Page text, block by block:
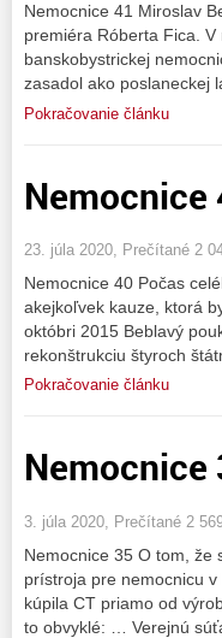
Nemocnice 41 Miroslav
premiéra Róberta Fica.
banskobystrickej
zasadol ako poslaneckej
Pokračovanie článku
Nemocnice
23. júla 2020, Prečítané 2
Nemocnice 40 Počas
akejkoľvek kauze, ktorá
októbri 2015 Beblavý
rekonštrukciu štyroch
Pokračovanie článku
Nemocnice
3. júla 2020, Prečítané 2
Nemocnice 35 O tom, že
prístroja pre nemocnicu
kúpila CT priamo od
to obvyklé: … Verejnú